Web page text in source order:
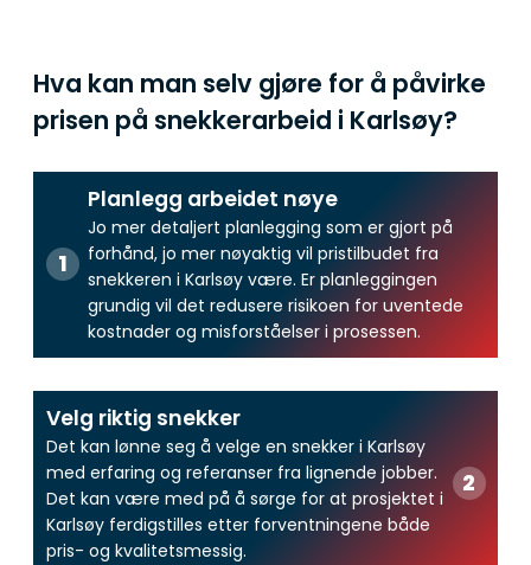
Hva kan man selv gjøre for å påvirke
prisen på snekkerarbeid i Karlsøy?
Planlegg arbeidet nøye
Jo mer detaljert planlegging som er gjort på
forhånd, jo mer nøyaktig vil pristilbudet fra
snekkeren i Karlsøy være. Er planleggingen
grundig vil det redusere risikoen for uventede
kostnader og misforståelser i prosessen.
Velg riktig snekker
Det kan lønne seg å velge en snekker i Karlsøy
med erfaring og referanser fra lignende jobber.
Det kan være med på å sørge for at prosjektet i
Karlsøy ferdigstilles etter forventningene både
pris- og kvalitetsmessig.